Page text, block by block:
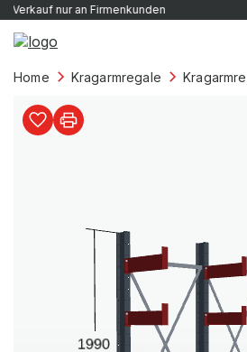
Verkauf nur an
Home Kragarmregale